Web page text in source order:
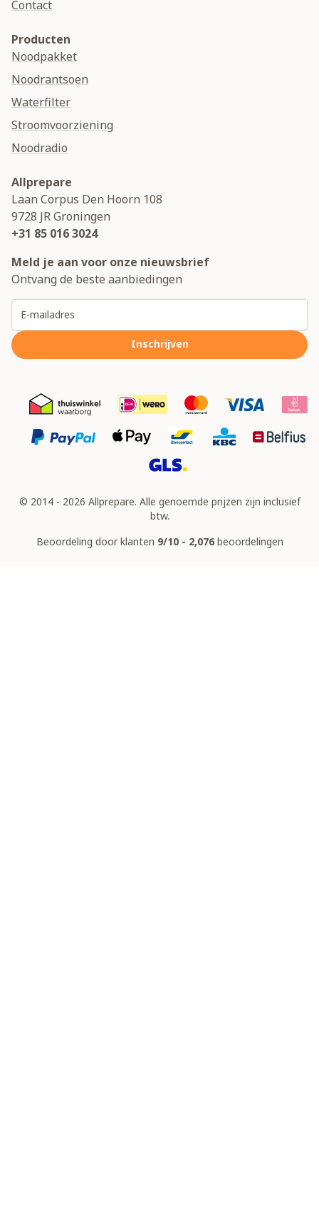
Contact
Producten
Noodpakket
Noodrantsoen
Waterfilter
Stroomvoorziening
Noodradio
Allprepare
Laan Corpus Den Hoorn 108
9728 JRGroningen
+31 85 016 3024
Meld je aan voor onze nieuwsbrief
Ontvang de beste aanbiedingen
Inschrijven
© 2014 - 2026 Allprepare. Alle genoemde prijzen zijn inclusief
btw.
Beoordeling door klanten 9/10 - 2,076beoordelingen